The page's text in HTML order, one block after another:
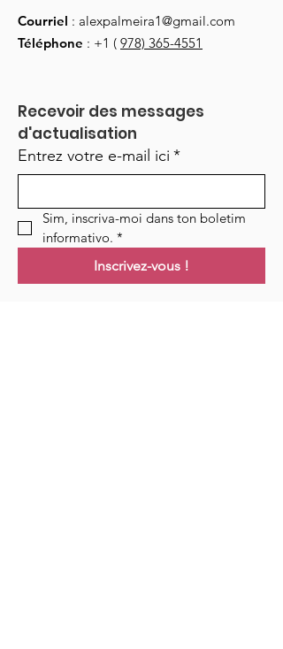
Courriel : alexpalmeira1@gmail.com
Téléphone : +1 ( 978) 365-4551
Recevoir des messages
d'actualisation
Entrez votre e-mail ici *
Sim, inscriva-moi dans ton boletim
informativo. *
Inscrivez-vous !